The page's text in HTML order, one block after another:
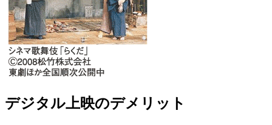
デジタル上映のデメリット